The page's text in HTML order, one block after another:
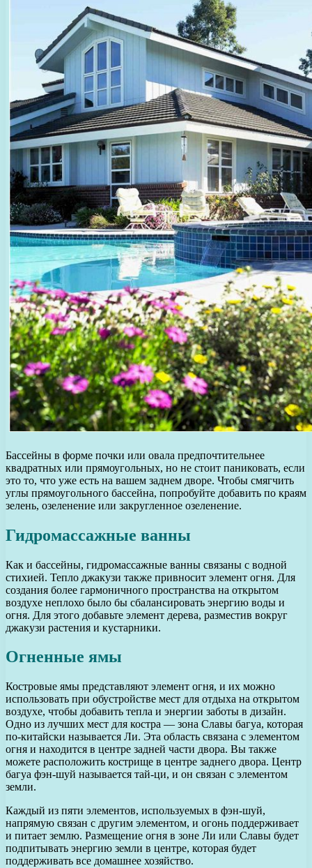
Бассейны в форме почки или овала предпочтительнее
квадратных или прямоугольных, но не стоит паниковать, если
это то, что уже есть на вашем заднем дворе. Чтобы смягчить
углы прямоугольного бассейна, попробуйте добавить по краям
зелень, озеленение или закругленное озеленение.
Гидромассажные ванны
Как и бассейны, гидромассажные ванны связаны с водной
стихией. Тепло джакузи также привносит элемент огня. Для
создания более гармоничного пространства на открытом
воздухе неплохо было бы сбалансировать энергию воды и
огня. Для этого добавьте элемент дерева, разместив вокруг
джакузи растения и кустарники.
Огненные ямы
Костровые ямы представляют элемент огня, и их можно
использовать при обустройстве мест для отдыха на открытом
воздухе, чтобы добавить тепла и энергии заботы в дизайн.
Одно из лучших мест для костра — зона Славы багуа, которая
по-китайски называется Ли. Эта область связана с элементом
огня и находится в центре задней части двора. Вы также
можете расположить кострище в центре заднего двора. Центр
багуа фэн-шуй называется тай-ци, и он связан с элементом
земли.
Каждый из пяти элементов, используемых в фэн-шуй,
напрямую связан с другим элементом, и огонь поддерживает
и питает землю. Размещение огня в зоне Ли или Славы будет
подпитывать энергию земли в центре, которая будет
поддерживать все домашнее хозяйство.